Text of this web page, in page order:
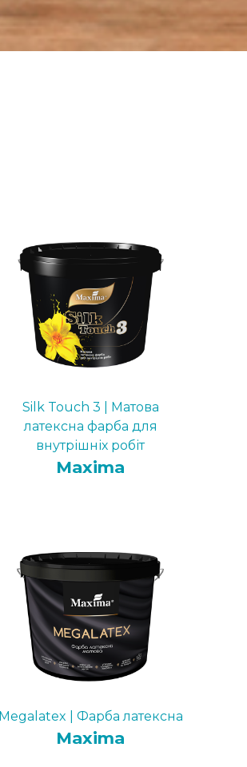
Silk Touch 3 | Матова
латексна фарба для
внутрішніх робіт
Maxima
Megalatex | Фарба латексна
Maxima